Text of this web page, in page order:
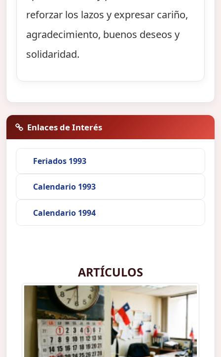
reforzar los lazos y expresar cariño,
agradecimiento, buenos deseos y
solidaridad.
Enlaces de Interés
Feriados 1993
Calendario 1993
Calendario 1994
ARTÍCULOS